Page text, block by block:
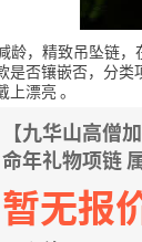
龄，精致吊坠链
是否镶嵌否，分类
上漂亮 。
【九华山高僧
命年礼物项链
暂无报